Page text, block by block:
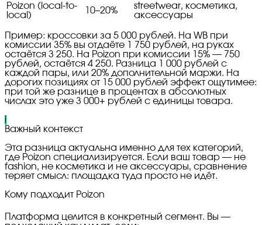
Poizon (local-to-
local)
10–20%
streetwear, косметика,
аксессуары
Пример: кроссовки за 5 000 рублей. На WB при
комиссии 35% вы отдаёте 1 750 рублей, на руках
остаётся 3 250. На Poizon при комиссии 15% — 750
рублей, остаётся 4 250. Разница 1 000 рублей с
каждой пары, или 20% дополнительной маржи. На
дорогих позициях от 15 000 рублей эффект ощутимее:
при той же разнице в процентах в абсолютных
числах это уже 3 000+ рублей с единицы товара.
i
Важный контекст
Эта разница актуальна именно для тех категорий,
где Poizon специализируется. Если ваш товар — не
fashion, не косметика и не аксессуары, сравнение
теряет смысл: площадка туда просто не идёт.
Кому подходит Poizon
Платформа целится в конкретный сегмент. Вы —